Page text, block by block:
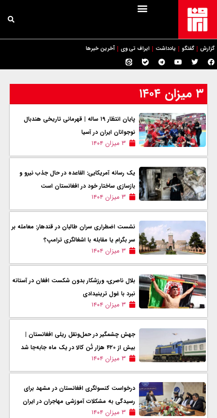
گزارش گفتگو یادداشت ایراف تی وی آخرین خبرها
۳ میزان ۱۴۰۴
پایان انتظار ۱۹ ساله | قهرمانی تاریخی هندبال
نوجوانان ایران در آسیا
۳ میزان ۱۴۰۴
یک رسانه آمریکایی: القاعده در حال جذب نیرو و
بازسازی ساختار خود در افغانستان است
۳ میزان ۱۴۰۴
نشست اضطراری سران طالبان در قندهار: معامله بر
سر بگرام یا مقابله با اشغالگری ترامپ؟
۳ میزان ۱۴۰۴
بلال ناصری، ورزشکار بدون شکست افغان در آستانه
نبرد با غول ترینیدادی
۳ میزان ۱۴۰۴
جهش چشمگیر در حمل‌ونقل ریلی افغانستان |
بیش از ۴۲۰ هزار تُن کالا در یک ماه جابه‌جا شد
۳ میزان ۱۴۰۴
درخواست کنسولگری افغانستان در مشهد برای
رسیدگی به مشکلات آموزشی مهاجران در ایران
۳ میزان ۱۴۰۴